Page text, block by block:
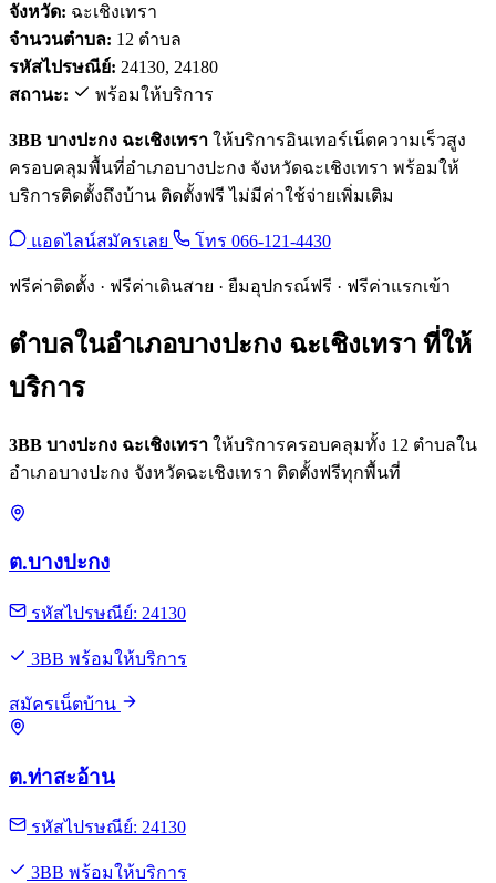
จังหวัด: ฉะเชิงเทรา
จำนวนตำบล: 12 ตำบล
รหัสไปรษณีย์: 24130, 24180
สถานะ:
พร้อมให้บริการ
3BB บางปะกง ฉะเชิงเทรา ให้บริการอินเทอร์เน็ตความเร็วสูง
ครอบคลุมพื้นที่อำเภอบางปะกง จังหวัดฉะเชิงเทรา พร้อมให้
บริการติดตั้งถึงบ้าน ติดตั้งฟรี ไม่มีค่าใช้จ่ายเพิ่มเติม
แอดไลน์สมัครเลย โทร 066-121-4430
ฟรีค่าติดตั้ง · ฟรีค่าเดินสาย · ยืมอุปกรณ์ฟรี · ฟรีค่าแรกเข้า
ตำบลในอำเภอบางปะกง ฉะเชิงเทรา ที่ให้
บริการ
3BB บางปะกง ฉะเชิงเทรา ให้บริการครอบคลุมทั้ง 12 ตำบลใน
อำเภอบางปะกง จังหวัดฉะเชิงเทรา ติดตั้งฟรีทุกพื้นที่
ต.บางปะกง
รหัสไปรษณีย์: 24130
3BB พร้อมให้บริการ
สมัครเน็ตบ้าน
ต.ท่าสะอ้าน
รหัสไปรษณีย์: 24130
3BB พร้อมให้บริการ